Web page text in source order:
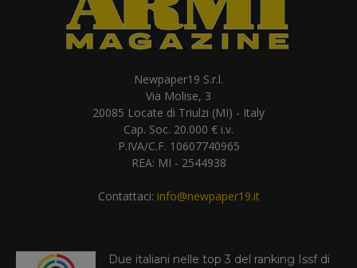
Newpaper19 S.r.l.
Via Molise, 3
20085 Locate di Triulzi (MI) - Italy
Cap. Soc. 20.000 € i.v.
P.IVA/C.F. 10607740965
REA: MI - 2544938
Contattaci: info@newpaper19.it
Due italiani nelle top 3 del ranking Issf di